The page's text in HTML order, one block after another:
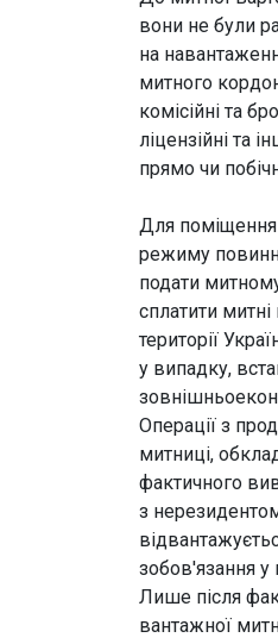
вони не були
на
митного
комісійні та
ліцензійні та
прямо чи
Для поміщення
режиму
подати
сплатити
території
у випадку,
Операції з
митниці,
фактичного
з
зобов'язання у
Лише після
вантажної